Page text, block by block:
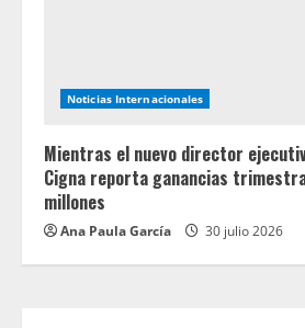
Noticias Internacionales
Mientras el nuevo director
Cigna reporta ganancias
millones
Ana Paula García 30 julio 2026